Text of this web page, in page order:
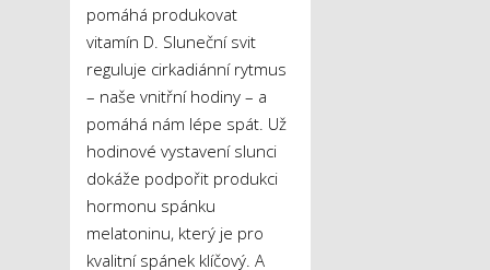
pomáhá produkovat
vitamín D. Sluneční svit
reguluje cirkadiánní rytmus
– naše vnitřní hodiny – a
pomáhá nám lépe spát. Už
hodinové vystavení slunci
dokáže podpořit produkci
hormonu spánku
melatoninu, který je pro
kvalitní spánek klíčový. A